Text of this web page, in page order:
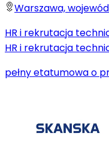
Warszawa,
HR i rekrutacja
HR i rekrutacja
pełny etatumowa o